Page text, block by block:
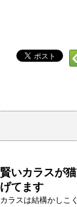
賢いカラスが
げてます
カラスは結構かしこ